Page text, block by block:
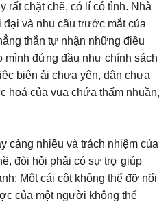
rất chặt chẽ, có lí có tình. Nhà
và nhu cầu trước mắt của
thắn tự nhận những điều
mình đứng đầu như chính sách
biên ải chưa yên, dân chưa
hoá của vua chứa thấm nhuần,
càng nhiều và trách nhiệm của
đòi hỏi phải có sự trợ giúp
Một cái cột không thể đỡ nổi
của một người không thể